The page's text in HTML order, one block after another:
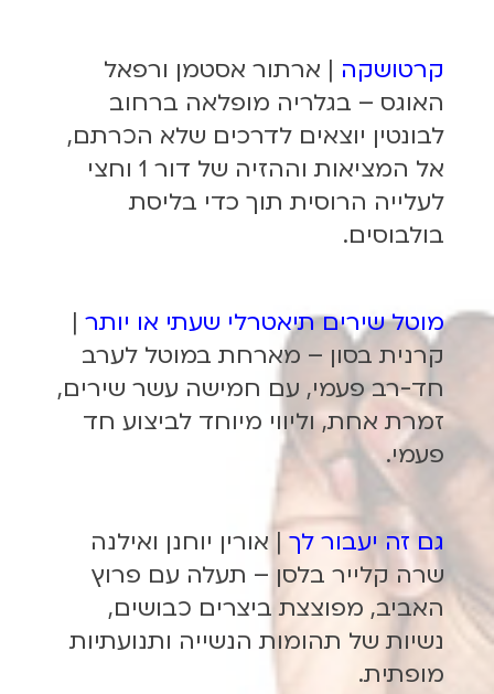
קרטושקה | ארתור אסטמן ורפאל
האוגס – בגלריה מופלאה ברחוב
לבונטין יוצאים לדרכים שלא הכרתם,
אל המציאות וההזיה של דור 1 וחצי
לעלייה הרוסית תוך כדי בליסת
בולבוסים.
מוטל שירים תיאטרלי שעתי או יותר|
קרנית בסון – מארחת במוטל לערב
חד-רב פעמי, עם חמישה עשר שירים,
זמרת אחת, וליווי מיוחד לביצוע חד
פעמי.
גם זה יעבור לך | אורין יוחנן ואילנה
שרה קלייר בלסן – תעלה עם פרוץ
האביב, מפוצצת ביצרים כבושים,
נשיות של תהומות הנשייה ותנועתיות
מופתית.